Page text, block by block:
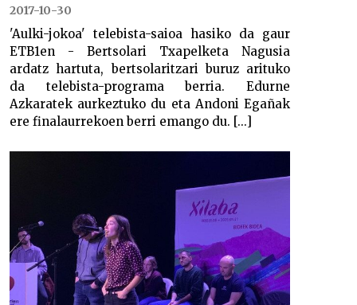
2017-10-30
'Aulki-jokoa' telebista-saioa hasiko da gaur
ETB1en - Bertsolari Txapelketa Nagusia
ardatz hartuta, bertsolaritzari buruz arituko
da telebista-programa berria. Edurne
Azkaratek aurkeztuko du eta Andoni Egañak
ere finalaurrekoen berri emango du. [...]